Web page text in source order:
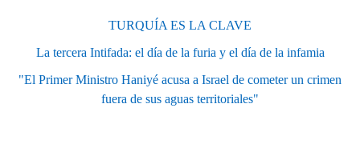
TURQUÍA ES LA CLAVE
La tercera Intifada: el día de la furia y el día de la infamia
"El Primer Ministro Haniyé acusa a Israel de cometer un crimen
fuera de sus aguas territoriales"